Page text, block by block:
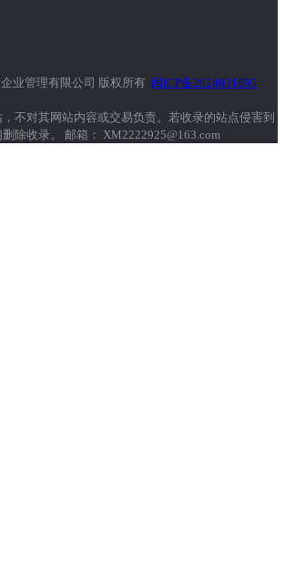
业管理有限公司 版权所有 闽ICP备2024031605
不对其网站内容或交易负责。若收录的站点侵害到
除收录。 邮箱： XM2222925@163.com